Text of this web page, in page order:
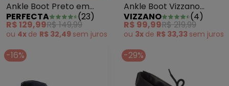
Ankle Boot Preto em
Camurça
PERFECTA (23)
R$ 129,99R$ 149,99
ou 4x de R$ 32,49 sem juros
Ankle Boot Vizzano
(Preta)
VIZZANO (4)
R$ 99,99R$ 219,99
ou 3x de R$ 33,33 sem juros
-16% -29%